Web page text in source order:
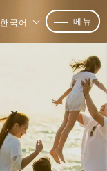
한국어 메뉴